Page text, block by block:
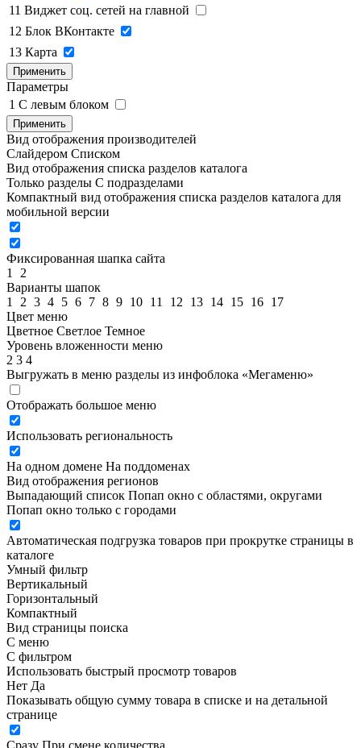
11 Виджет соц. сетей на главной
12 Блок ВКонтакте
13 Карта
Применить
Параметры
1 C левым блоком
Применить
Вид отображения производителей
Слайдером Списком
Вид отображения списка разделов каталога
Только разделы С подразделами
Компактный вид отображения списка разделов каталога для
мобильной версии
Фиксированная шапка сайта
1
2
Варианты шапок
1
2 3 4 5 6 7 8 9 10 11 12 13 14 15 16 17
Цвет меню
Цветное Светлое Темное
Уровень вложенности меню
2 3 4
Выгружать в меню разделы из инфоблока «Мегаменю»
Отображать большое меню
Использовать региональность
На одном домене На поддоменах
Вид отображения регионов
Выпадающий список Попап окно c областями, округами
Попап окно только с городами
Автоматическая подгрузка товаров при прокрутке страницы в
каталоге
Умный фильтр
Вертикальный
Горизонтальный
Компактный
Вид страницы поиска
С меню
С фильтром
Использовать быстрый просмотр товаров
Нет Да
Показывать общую сумму товара в списке и на детальной
странице
Сразу При смене количества